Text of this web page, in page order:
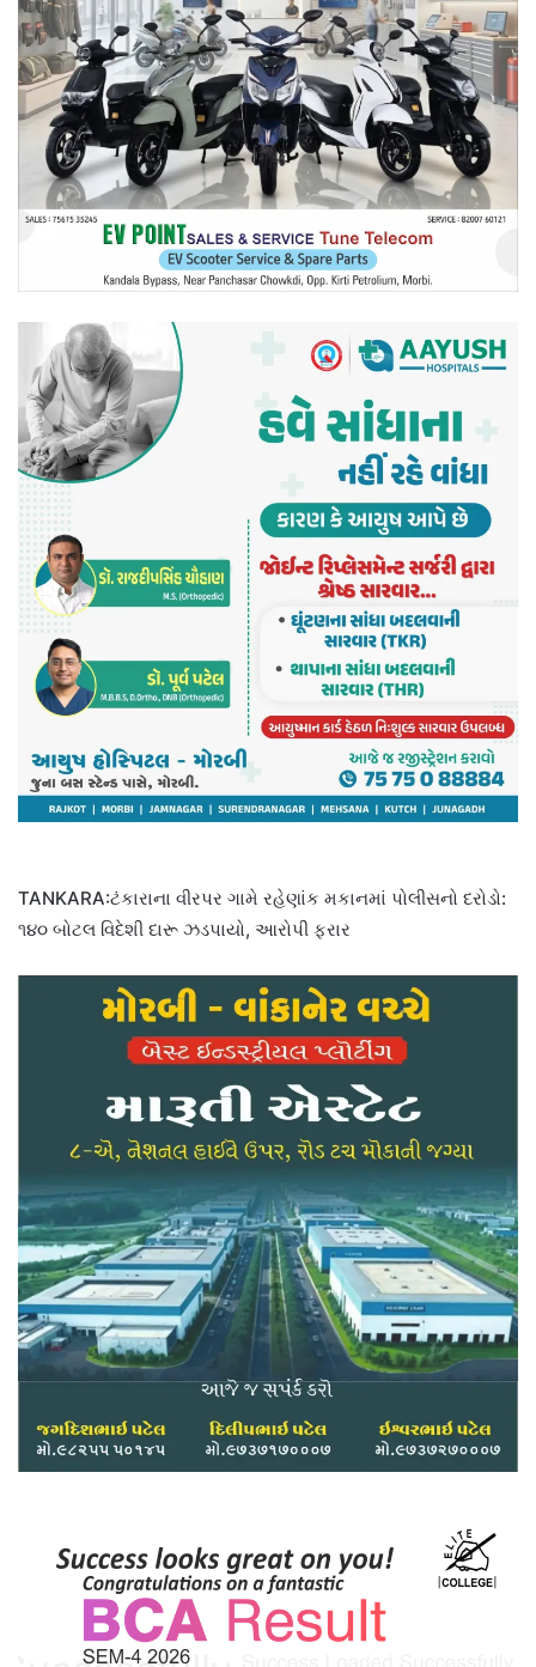
TANKARA:ટંકારાના વીરપર ગામે રહેણાંક મકાનમાં પોલીસનો દરોડો:
૧૪૦ બોટલ વિદેશી દારૂ ઝડપાયો, આરોપી ફરાર